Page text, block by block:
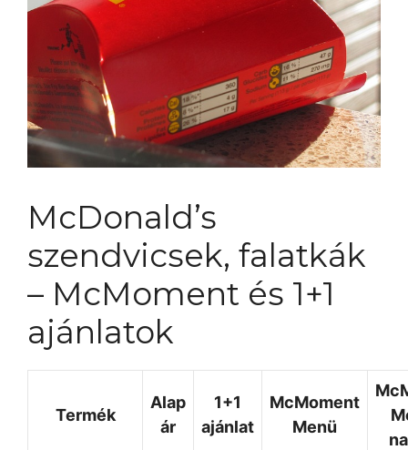
McDonald’s
szendvicsek, falatkák
– McMoment és 1+1
ajánlatok
Termék
Alap
ár
1+1
ajánlat
McMoment
Menü